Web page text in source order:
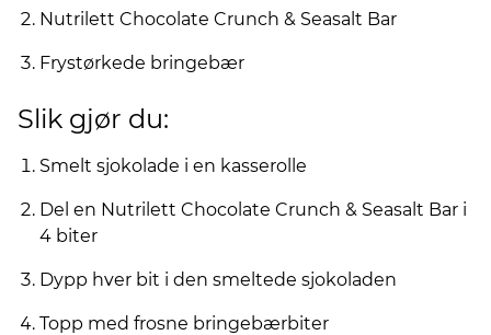
Nutrilett Chocolate Crunch & Seasalt Bar
Frystørkede bringebær
Slik gjør du:
Smelt sjokolade i en kasserolle
Del en Nutrilett Chocolate Crunch & Seasalt Bar i
4 biter
Dypp hver bit i den smeltede sjokoladen
Topp med frosne bringebærbiter